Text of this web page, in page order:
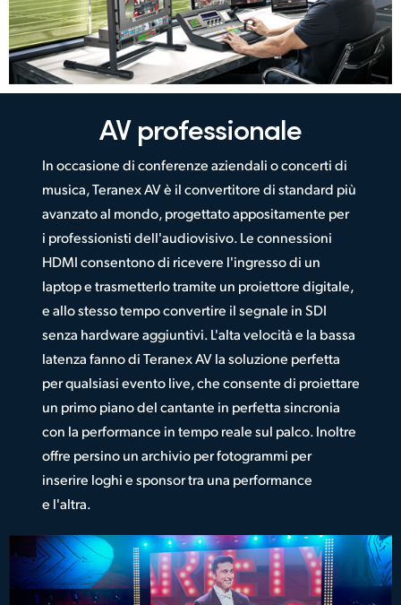
AV professionale
In occasione di conferenze aziendali o concerti di
musica, Teranex AV è il convertitore di standard più
avanzato al mondo, progettato appositamente per
i professionisti dell'audiovisivo. Le connessioni
HDMI consentono di ricevere l'ingresso di un
laptop e trasmetterlo tramite un proiettore digitale,
e allo stesso tempo convertire il segnale in SDI
senza hardware aggiuntivi. L'alta velocità e la bassa
latenza fanno di Teranex AV la soluzione perfetta
per qualsiasi evento live, che consente di proiettare
un primo piano del cantante in perfetta sincronia
con la performance in tempo reale sul palco. Inoltre
offre persino un archivio per fotogrammi per
inserire loghi e sponsor tra una performance
e l'altra.